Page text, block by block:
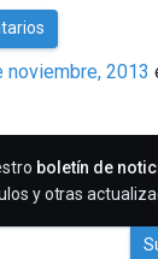
noviembre, 2013
boletín de
y otras